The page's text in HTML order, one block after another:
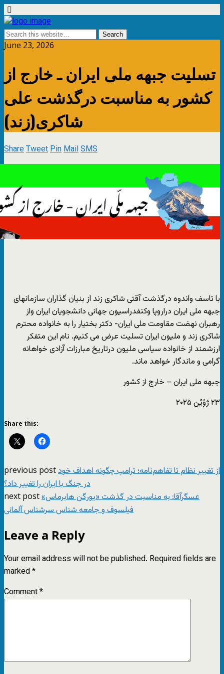
June 23, 2026
تسلیت جبهه ملی ایران ـ خارج از
کشور به مناسبت درگذشت علی
شاکری(زند)
ShareTweetPinMailSMS
با تاسف واندوه درگذشت آقتی شاکری زند از بنیان گذاران سازمانهای
جبهه ملی ایران دراروپا وکنفدراسیون جهانی دانشجویان ایران واز
رهبران نهضت مقاومت ملی ایران- دکتر بختیار را به خانواده محترم
شاکری زند و ملیون ایران تسلیت عرض می کنیم. نام این متفکر
ارزشمند از خانواده سیاسی ملیون درتاریخ مبارزات آزادی خواهانه
گرامی و ماندگار خواهد ماند.
جبهه ملی ایران – خارج از کشور
۲۳ ژؤیٔن ۲۰۲۵
Share this:
previous postاز تغییر نظام تا تفاهم‌نامه؛ ترامپ چگونه اهداف خود
در جنگ با ایران را تغییر داد؟
next postعسگرآقا: به مناسبت در گذشت «یورگن هابرماس»
فیلسوف و جامعه شناس سرشناس آلمانی
Leave a Reply
Your email address will not be published. Required fields are
marked*
Comment*